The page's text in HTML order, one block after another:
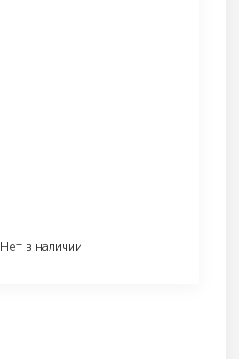
Нет в наличии